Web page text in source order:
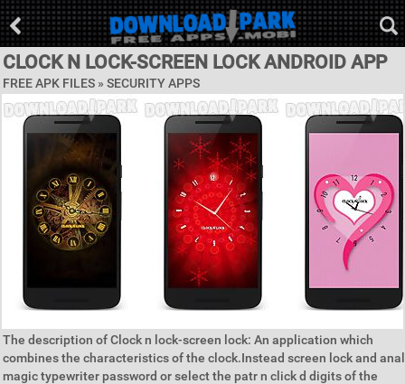
CLOCK N LOCK-SCREEN LOCK ANDROID APP
FREE APK FILES » SECURITY APPS
The description of Clock n lock-screen lock: An application which
combines the characteristics of the clock.Instead screen lock and anal
magic typewriter password or select the patr n click d digits of the